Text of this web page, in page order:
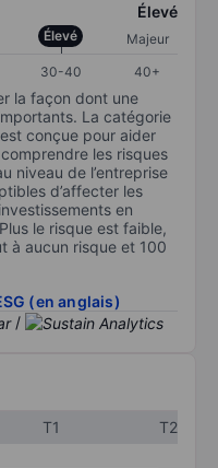
Élevé
Élevé
Majeur
30-40 40+
la façon dont une
La catégorie
conçue pour aider
les risques
niveau de l’entreprise
d’affecter les
en
le risque est faible,
à aucun risque et 100
(en anglais)
/
T1
T2